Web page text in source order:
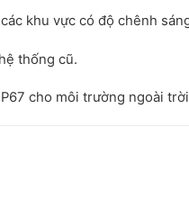
khu vực có độ chênh
thống cũ.
cho môi trường ngoài